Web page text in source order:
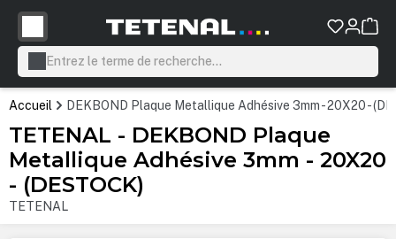
principal
Accueil DEKBOND Plaque Metallique Adhésive 3mm - 20X20 -
TETENAL - DEKBOND Plaque
Metallique Adhésive 3mm - 20X20
- (DESTOCK)
TETENAL